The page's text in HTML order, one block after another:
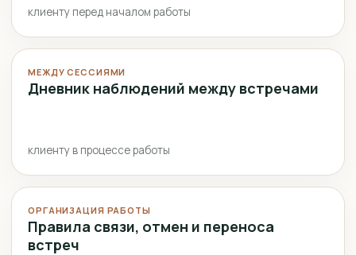
клиенту перед началом работы
МЕЖДУ СЕССИЯМИ
Дневник наблюдений между встречами
клиенту в процессе работы
ОРГАНИЗАЦИЯ РАБОТЫ
Правила связи, отмен и переноса
встреч